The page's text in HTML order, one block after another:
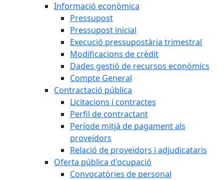
Informació econòmica
Pressupost
Pressupost inicial
Execució pressupostària trimestral
Modificacions de crèdit
Dades gestió de recursos econòmics
Compte General
Contractació pública
Licitacions i contractes
Perfil de contractant
Període mitjà de pagament als
proveïdors
Relació de proveïdors i adjudicataris
Oferta pública d'ocupació
Convocatòries de personal